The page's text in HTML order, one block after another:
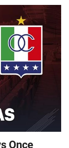
Once